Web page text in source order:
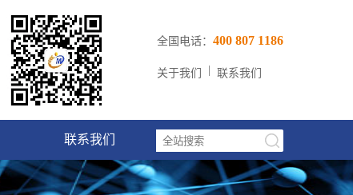
全国电话： 400 807 1186
关于我们 联系我们
联系我们